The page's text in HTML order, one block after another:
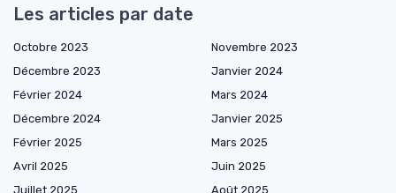
Les articles par date
Octobre 2023
Novembre 2023
Décembre 2023
Janvier 2024
Février 2024
Mars 2024
Décembre 2024
Janvier 2025
Février 2025
Mars 2025
Avril 2025
Juin 2025
Juillet 2025
Août 2025